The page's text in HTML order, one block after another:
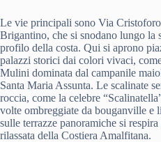
Le vie principali sono Via
Brigantino, che si snodano lungo la
profilo della costa. Qui si aprono
palazzi storici dai colori vivaci,
Mulini dominata dal campanile
Santa Maria Assunta. Le scalinate
roccia, come la celebre
volte ombreggiate da bouganville
sulle terrazze panoramiche si respira
rilassata della Costiera Amalfitana.